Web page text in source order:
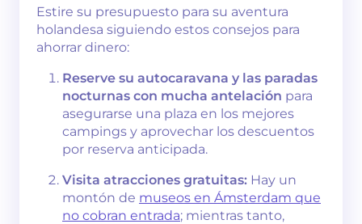
Estire su presupuesto para su aventura
holandesa siguiendo estos consejos para
ahorrar dinero:
Reserve su autocaravana y las paradas
nocturnas con mucha antelación para
asegurarse una plaza en los mejores
campings y aprovechar los descuentos
por reserva anticipada.
Visita atracciones gratuitas: Hay un
montón de museos en Ámsterdam que
no cobran entrada; mientras tanto,